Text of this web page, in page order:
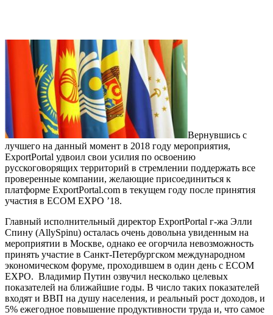
Вернувшись с
лучшего на данный момент в 2018 году мероприятия,
ExportPortal удвоил свои усилия по освоению
русскоговорящих территорий в стремлении поддержать все
проверенные компании, желающие присоединиться к
платформе ExportPortal.com в текущем году после принятия
участия в ECOM EXPO ’18.
Главный исполнительный директор ExportPortal г-жа Элли
Спину (AllySpinu) осталась очень довольна увиденным на
мероприятии в Москве, однако ее огорчила невозможность
принять участие в Санкт-Петербургском международном
экономическом форуме, проходившем в один день с ECOM
EXPO. Владимир Путин озвучил несколько целевых
показателей на ближайшие годы. В число таких показателей
входят и ВВП на душу населения, и реальный рост доходов, и
5% ежегодное повышение продуктивности труда и, что самое